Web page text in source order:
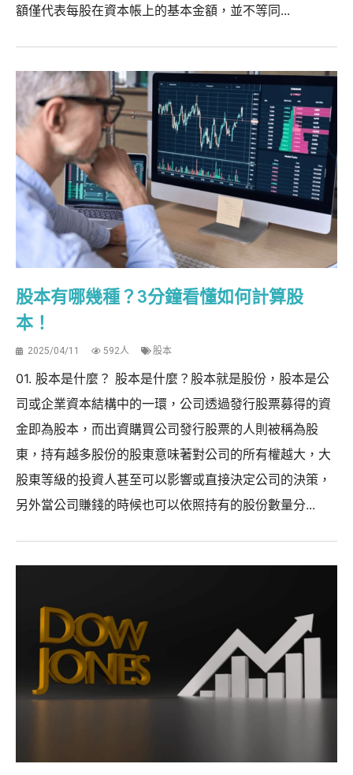
額僅代表每股在資本帳上的基本金額，並不等同...
股本有哪幾種？3分鐘看懂如何計算股
本！
2025/04/11 592人 股本
01. 股本是什麼？ 股本是什麼？股本就是股份，股本是公
司或企業資本結構中的一環，公司透過發行股票募得的資
金即為股本，而出資購買公司發行股票的人則被稱為股
東，持有越多股份的股東意味著對公司的所有權越大，大
股東等級的投資人甚至可以影響或直接決定公司的決策，
另外當公司賺錢的時候也可以依照持有的股份數量分...